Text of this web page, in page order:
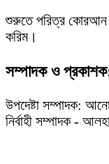
শুরুতে পরিত্র কোরআন
করিম।
সম্পাদক ও
উপদেষ্টা সম্পাদক:
নির্বাহী সম্পাদক -